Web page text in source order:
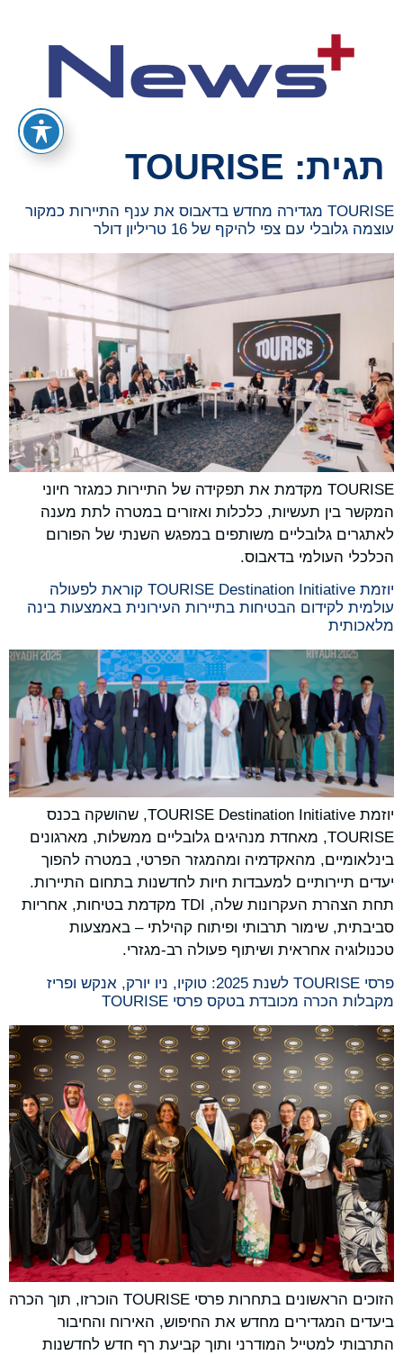
תגית: TOURISE
TOURISE מגדירה מחדש בדאבוס את ענף התיירות כמקור
עוצמה גלובלי עם צפי להיקף של 16 טריליון דולר
‏TOURISE מקדמת את תפקידה של התיירות כמגזר חיוני
המקשר בין תעשיות, כלכלות ואזורים במטרה לתת מענה
לאתגרים גלובליים משותפים במפגש השנתי של הפורום
הכלכלי העולמי בדאבוס.
יוזמת TOURISE Destination Initiative קוראת לפעולה
עולמית לקידום הבטיחות בתיירות העירונית באמצעות בינה
מלאכותית
יוזמת TOURISE Destination Initiative, שהושקה בכנס
TOURISE, מאחדת מנהיגים גלובליים ממשלות, מארגונים
בינלאומיים, מהאקדמיה ומהמגזר הפרטי, במטרה להפוך
יעדים תיירותיים למעבדות חיות לחדשנות בתחום התיירות.
תחת הצהרת העקרונות שלה, TDI מקדמת בטיחות, אחריות
סביבתית, שימור תרבותי ופיתוח קהילתי – באמצעות
טכנולוגיה אחראית ושיתוף פעולה רב-מגזרי.
פרסי TOURISE לשנת 2025: טוקיו, ניו יורק, אנקש ופריז
מקבלות הכרה מכובדת בטקס פרסי TOURISE
הזוכים הראשונים בתחרות פרסי TOURISE הוכרזו, תוך הכרה
ביעדים המגדירים מחדש את החיפוש, האירוח והחיבור
התרבותי למטייל המודרני ותוך קביעת רף חדש לחדשנות